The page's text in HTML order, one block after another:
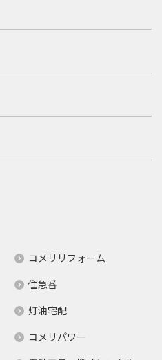
コメリリフォーム
住急番
灯油宅配
コメリパワー